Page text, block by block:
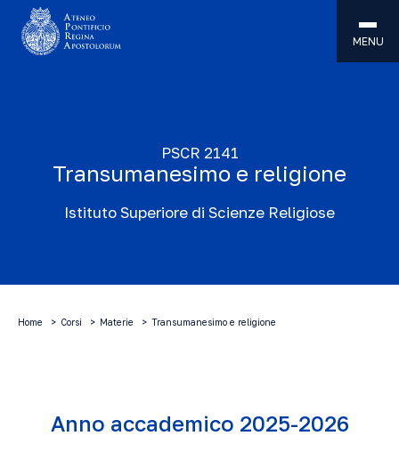
MENU
PSCR 2141
Transumanesimo e religione
Istituto Superiore di Scienze Religiose
Home Corsi Materie Transumanesimo e religione
Anno accademico 2025-2026